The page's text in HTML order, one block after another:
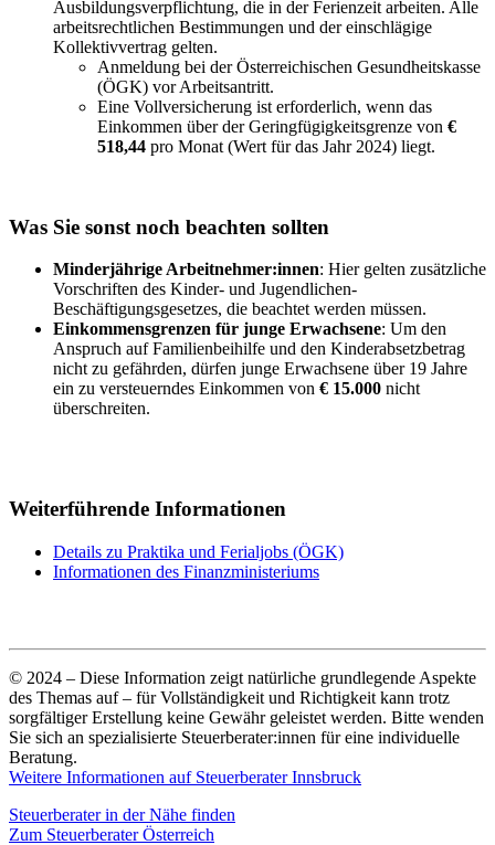
Ausbildungsverpflichtung, die in der Ferienzeit arbeiten. Alle
arbeitsrechtlichen Bestimmungen und der einschlägige
Kollektivvertrag gelten.
Anmeldung bei der Österreichischen Gesundheitskasse
(ÖGK) vor Arbeitsantritt.
Eine Vollversicherung ist erforderlich, wenn das
Einkommen über der Geringfügigkeitsgrenze von €
518,44 pro Monat (Wert für das Jahr 2024) liegt.
Was Sie sonst noch beachten sollten
Minderjährige Arbeitnehmer:innen: Hier gelten zusätzliche
Vorschriften des Kinder- und Jugendlichen-
Beschäftigungsgesetzes, die beachtet werden müssen.
Einkommensgrenzen für junge Erwachsene: Um den
Anspruch auf Familienbeihilfe und den Kinderabsetzbetrag
nicht zu gefährden, dürfen junge Erwachsene über 19 Jahre
ein zu versteuerndes Einkommen von € 15.000 nicht
überschreiten.
Weiterführende Informationen
Details zu Praktika und Ferialjobs (ÖGK)
Informationen des Finanzministeriums
© 2024 – Diese Information zeigt natürliche grundlegende Aspekte
des Themas auf – für Vollständigkeit und Richtigkeit kann trotz
sorgfältiger Erstellung keine Gewähr geleistet werden. Bitte wenden
Sie sich an spezialisierte Steuerberater:innen für eine individuelle
Beratung.
Weitere Informationen auf Steuerberater Innsbruck
Steuerberater in der Nähe finden
Zum Steuerberater Österreich